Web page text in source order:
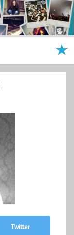
Twitter